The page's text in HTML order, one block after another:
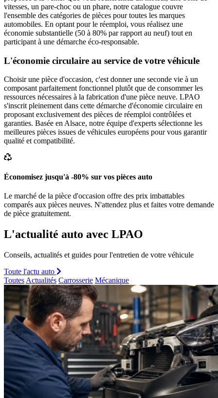
vitesses, un pare-choc ou un phare, notre catalogue couvre
l'ensemble des catégories de pièces pour toutes les marques
automobiles. En optant pour le réemploi, vous réalisez une
économie substantielle (50 à 80% par rapport au neuf) tout en
participant à une démarche éco-responsable.
L'économie circulaire au service de votre véhicule
Choisir une pièce d'occasion, c'est donner une seconde vie à un
composant parfaitement fonctionnel plutôt que de consommer les
ressources nécessaires à la fabrication d'une pièce neuve. LPAO
s'inscrit pleinement dans cette démarche d'économie circulaire en
proposant exclusivement des pièces de réemploi contrôlées et
garanties. Basée en Alsace, notre équipe d'experts sélectionne les
meilleures pièces issues de véhicules européens pour vous garantir
qualité et compatibilité.
Économisez jusqu'à -80% sur vos pièces auto
Le marché de la pièce d'occasion offre des prix imbattables
comparés aux pièces neuves. N'attendez plus et faites votre demande
de pièce gratuitement.
L'actualité auto avec LPAO
Conseils, actualités et guides pour l'entretien de votre véhicule
Toute l'actu auto
Toutes Actualités Carrosserie Mécanique